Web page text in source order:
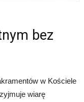
bez
w Kościele
wiarę